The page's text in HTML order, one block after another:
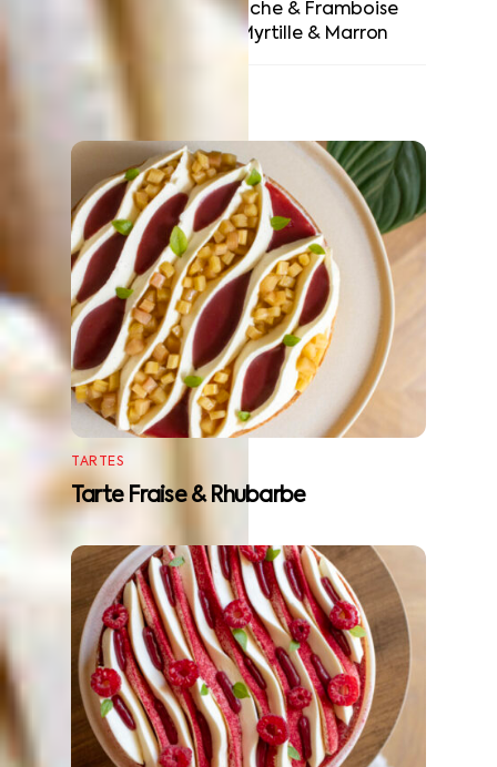
Paris-Brest Pistache & Framboise
Paris-Brest Myrtille & Marron
TARTES
Tarte Fraise & Rhubarbe